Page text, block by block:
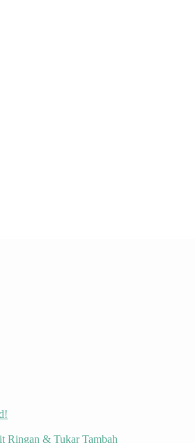
Ringan & Tukar Tambah